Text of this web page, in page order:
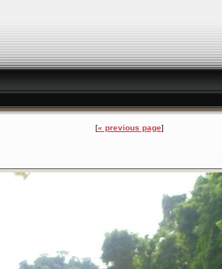
« previous page